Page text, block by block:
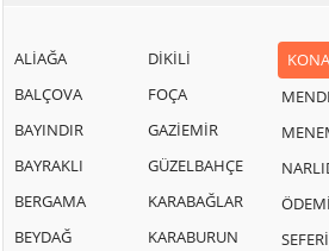
ALİAĞA
BALÇOVA
BAYINDIR
BAYRAKLI
BERGAMA
BEYDAĞ
DİKİLİ
FOÇA
GAZİEMİR
GÜZELBAHÇE
KARABAĞLAR
KARABURUN